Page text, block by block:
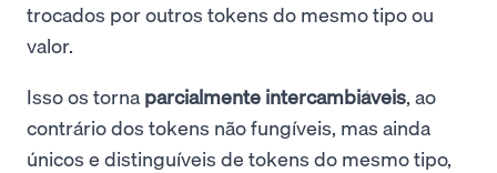
trocados por outros tokens do mesmo tipo ou
valor.
Isso os torna parcialmente intercambiáveis, ao
contrário dos tokens não fungíveis, mas ainda
únicos e distinguíveis de tokens do mesmo tipo,